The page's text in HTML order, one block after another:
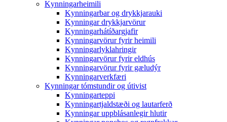
Kynningarheimili
Kynningarbar og drykkjarauki
Kynningar drykkjarvörur
Kynningarhátíðargjafir
Kynningarvörur fyrir heimili
Kynningarlyklahringir
Kynningarvörur fyrir eldhús
Kynningarvörur fyrir gæludýr
Kynningarverkfæri
Kynningar tómstundir og útivist
Kynningarteppi
Kynningartjaldstæði og lautarferð
Kynningar uppblásanlegir hlutir